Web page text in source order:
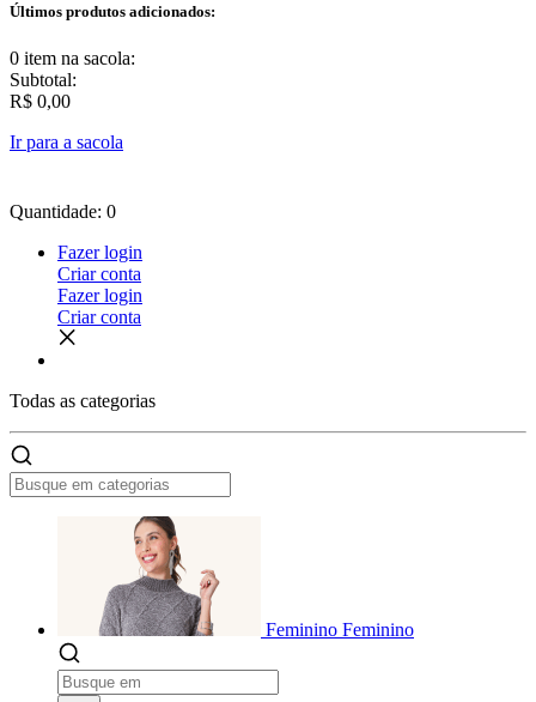
Últimos produtos adicionados:
0 item na sacola:
Subtotal:
R$ 0,00
Ir para a sacola
Quantidade: 0
Fazer login
Criar conta
Fazer login
Criar conta
Todas as categorias
Feminino Feminino